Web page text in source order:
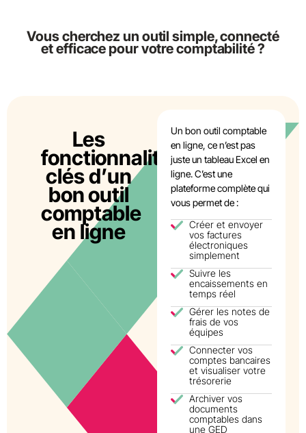
Vous cherchez un outil simple, connecté
et efficace pour votre comptabilité ?
Les
fonctionnalités
clés d’un
bon outil
comptable
en ligne
Un bon outil comptable
en ligne, ce n’est pas
juste un tableau Excel en
ligne. C’est une
plateforme complète qui
vous permet de :
Créer et envoyer
vos factures
électroniques
simplement
Suivre les
encaissements en
temps réel
Gérer les notes de
frais de vos
équipes
Connecter vos
comptes bancaires
et visualiser votre
trésorerie
Archiver vos
documents
comptables dans
une GED